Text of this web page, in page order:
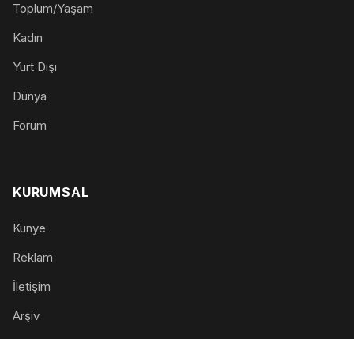
Toplum/Yaşam
Kadın
Yurt Dışı
Dünya
Forum
KURUMSAL
Künye
Reklam
İletişim
Arşiv